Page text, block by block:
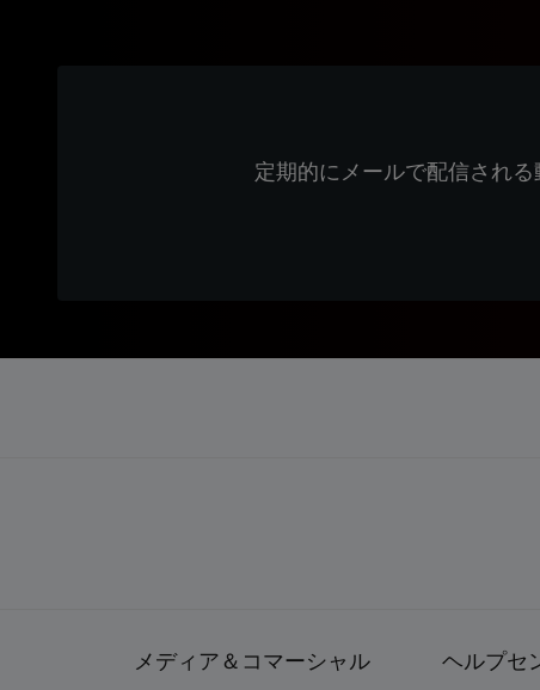
定期的にメールで配信され
メディア＆コマーシャル ヘルプセ